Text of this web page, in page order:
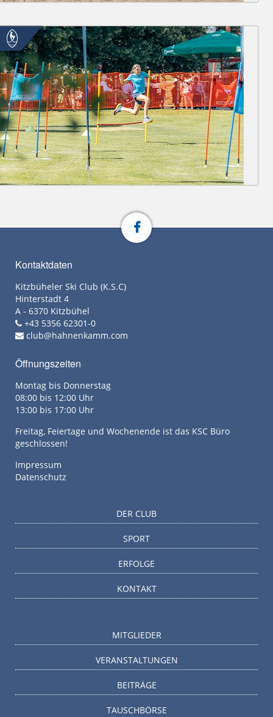
Kontaktdaten
Kitzbüheler Ski Club (K.S.C)
Hinterstadt 4
A - 6370 Kitzbühel
+43 5356 62301-0
club@hahnenkamm.com
Öffnungszeiten
Montag bis Donnerstag
08:00 bis 12:00 Uhr
13:00 bis 17:00 Uhr
Freitag, Feiertage und Wochenende ist das KSC Büro
geschlossen!
Impressum
Datenschutz
DER CLUB
SPORT
ERFOLGE
KONTAKT
MITGLIEDER
VERANSTALTUNGEN
BEITRÄGE
TAUSCHBÖRSE